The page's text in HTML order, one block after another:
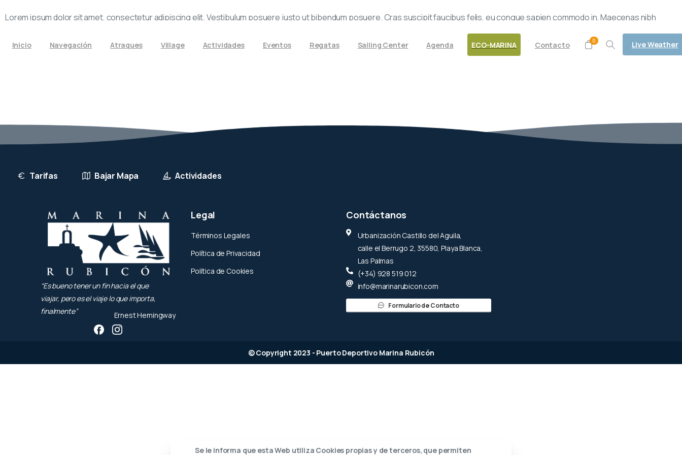
Inicio Navegación Atraques Village Actividades Eventos Regatas Sailing Center Agenda ECO-MARINA Contacto 0 Live Weather
Lorem ipsum dolor sit amet, consectetur adipiscing elit. Vestibulum posuere justo ut bibendum posuere. Cras suscipit faucibus felis, eu congue sapien commodo in. Maecenas nibh
Tarifas Bajar Mapa Actividades
“Es bueno tener un fin hacia el que
viajar, pero es el viaje lo que importa,
finalmente”
Ernest Hemingway
Legal
Términos Legales
Política de Privacidad
Política de Cookies
Contáctanos
Urbanización Castillo del Aguila,
calle el Berrugo 2, 35580, Playa Blanca,
Las Palmas
(+34) 928 519 012
info@marinarubicon.com
Formulario de Contacto
© Copyright 2023 - Puerto Deportivo Marina Rubicón
Se le informa que esta Web utiliza Cookies propias y de terceros, que permiten